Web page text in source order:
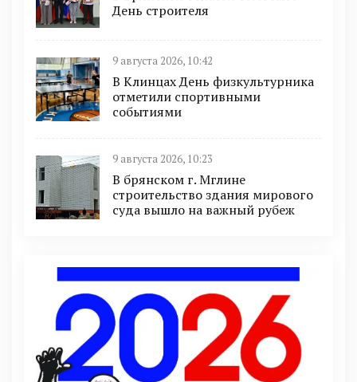
День строителя
9 августа 2026, 10:42
В Клинцах День физкультурника
отметили спортивными
событиями
9 августа 2026, 10:23
В брянском г. Мглине
строительство здания мирового
суда вышло на важный рубеж